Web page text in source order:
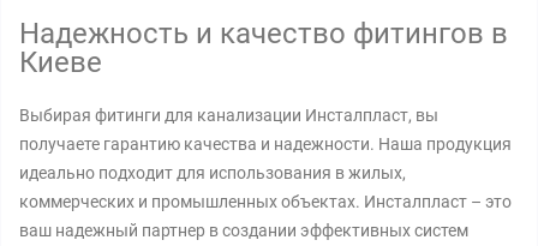
Надежность и качество фитингов в
Киеве
Выбирая фитинги для канализации Инсталпласт, вы
получаете гарантию качества и надежности. Наша продукция
идеально подходит для использования в жилых,
коммерческих и промышленных объектах. Инсталпласт – это
ваш надежный партнер в создании эффективных систем